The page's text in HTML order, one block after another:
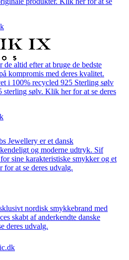
altid efter at bruge de bedste
kompromis med deres kvalitet.
i 100% recycled 925 Sterling sølv
sterling sølv. Klik her for at se deres
Jewellery er et dansk
og moderne udtryk. Sif
sine karakteristiske smykker og et
at se deres udvalg.
nordisk smykkebrand med
skabt af anderkendte danske
deres udvalg.